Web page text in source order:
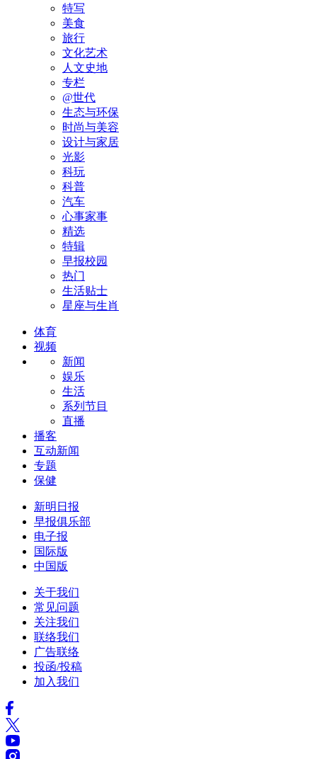
特写
美食
旅行
文化艺术
人文史地
专栏
@世代
生态与环保
时尚与美容
设计与家居
光影
科玩
科普
汽车
心事家事
精选
特辑
早报校园
热门
生活贴士
星座与生肖
体育
视频
新闻
娱乐
生活
系列节目
直播
播客
互动新闻
专题
保健
新明日报
早报俱乐部
电子报
国际版
中国版
关于我们
常见问题
关注我们
联络我们
广告联络
投函/投稿
加入我们